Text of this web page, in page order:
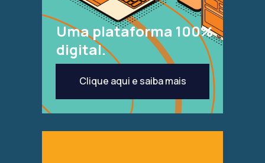
Uma plataforma 100%
digital.
Clique aqui e saiba mais